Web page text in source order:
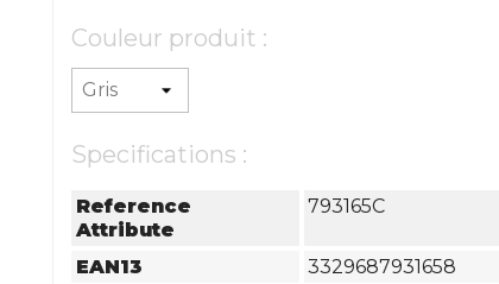
Couleur produit :
Specifications :
Reference
Attribute
793165C
EAN13
3329687931658